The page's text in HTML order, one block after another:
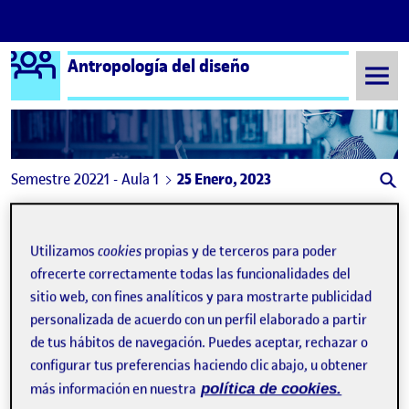
Saltar al contenido
Logo Ágora
Antropología del diseño
Semestre 20221 - Aula 1 25 Enero, 2023
Publicado por
Publicado por
Carolina Gómez Alemany
Visibilidad:
Pública- Fecha de publicación
25 Ene 2023-comentarioen PEC4 – Compartir del diseño.
Utilizamoscookies propias y de terceros para poder
ofrecerte correctamente todas las funcionalidades del
sitio web, con fines analíticos y para mostrarte publicidad
personalizada de acuerdo con un perfil elaborado a partir
de tus hábitos de navegación. Puedes aceptar, rechazar o
configurar tus preferencias haciendo clic abajo, u obtener
más información en nuestra política de cookies.